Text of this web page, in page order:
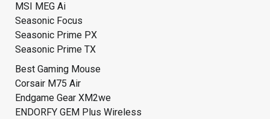
MSI MEG Ai
Seasonic Focus
Seasonic Prime PX
Seasonic Prime TX
Best Gaming Mouse
Corsair M75 Air
Endgame Gear XM2we
ENDORFY GEM Plus Wireless